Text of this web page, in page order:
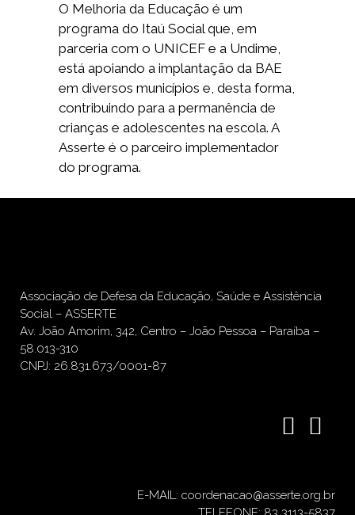
O Melhoria da Educação é um
programa do Itaú Social que, em
parceria com o UNICEF e a Undime,
está apoiando a implantação da BAE
em diversos municípios e, desta forma,
contribuindo para a permanência de
crianças e adolescentes na escola. A
Asserte é o parceiro implementador
do programa.
Associação de Defesa da Educação, Saúde e Assistência
Social – ASSERTE
Av. João Amorim, 342, Centro – João Pessoa – Paraíba –
58.013-310
CNPJ: 26.831.673/0001-87
E-MAIL: coordenacao@asserte.org.br